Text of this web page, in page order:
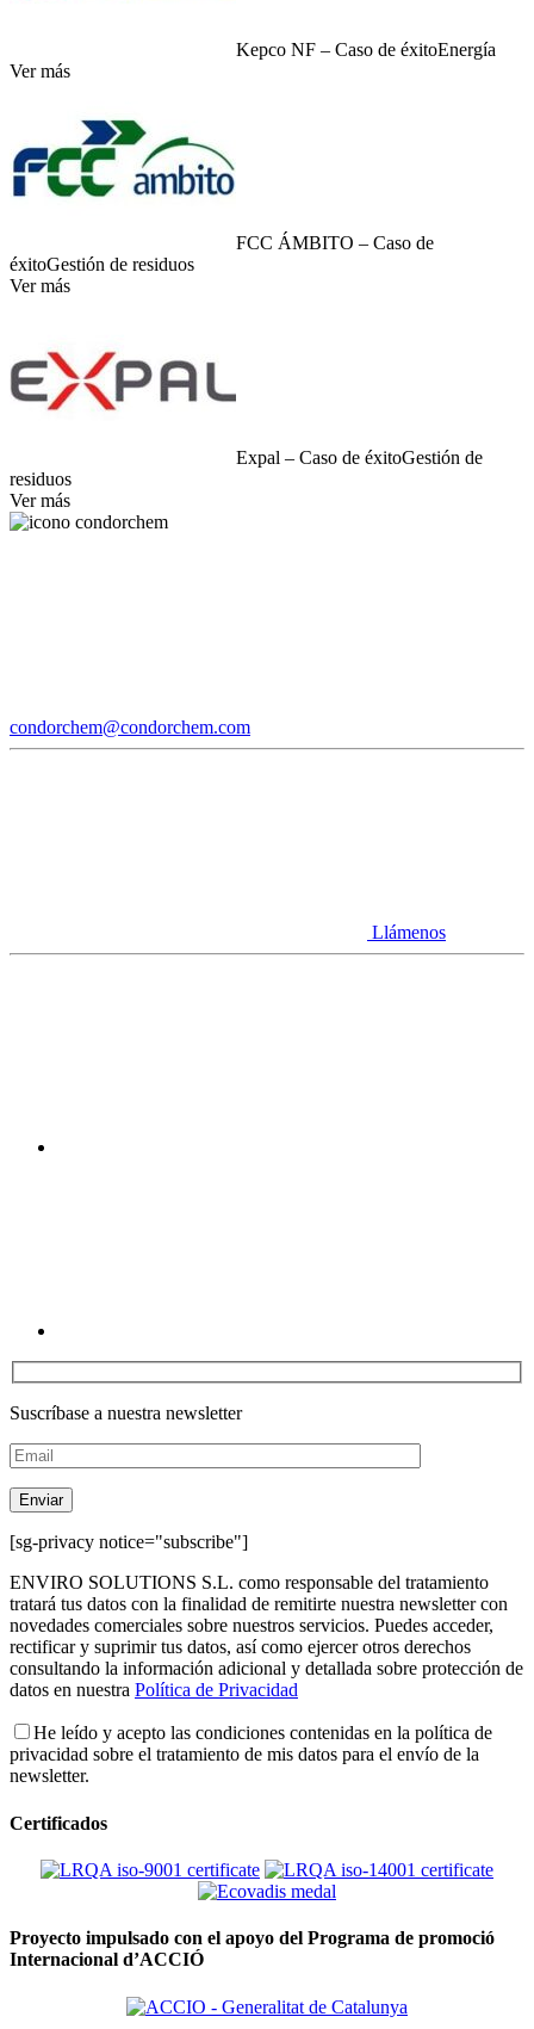
Kepco NF – Caso de éxitoEnergía
Ver más
FCC ÁMBITO – Caso de
éxitoGestión de residuos
Ver más
Expal – Caso de éxitoGestión de
residuos
Ver más
condorchem@condorchem.com
Llámenos
Suscríbase a nuestra newsletter
[sg-privacy notice="subscribe"]
ENVIRO SOLUTIONS S.L. como responsable del tratamiento
tratará tus datos con la finalidad de remitirte nuestra newsletter con
novedades comerciales sobre nuestros servicios. Puedes acceder,
rectificar y suprimir tus datos, así como ejercer otros derechos
consultando la información adicional y detallada sobre protección de
datos en nuestra Política de Privacidad
He leído y acepto las condiciones contenidas en la política de
privacidad sobre el tratamiento de mis datos para el envío de la
newsletter.
Certificados
Proyecto impulsado con el apoyo del Programa de promoció
Internacional d’ACCIÓ